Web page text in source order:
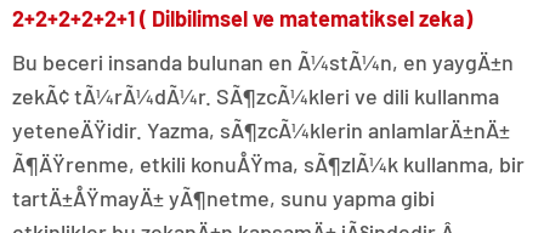
2+2+2+2+2+1 ( Dilbilimsel ve matematiksel zeka)
Bu beceri insanda bulunan en Ã¼stÃ¼n, en yaygÄ±n
zekÃ¢ tÃ¼rÃ¼dÃ¼r. SÃ¶zcÃ¼kleri ve dili kullanma
yeteneÄŸidir. Yazma, sÃ¶zcÃ¼klerin anlamlarÄ±nÄ±
Ã¶ÄŸrenme, etkili konuÅŸma, sÃ¶zlÃ¼k kullanma, bir
tartÄ±ÅŸmayÄ± yÃ¶netme, sunu yapma gibi